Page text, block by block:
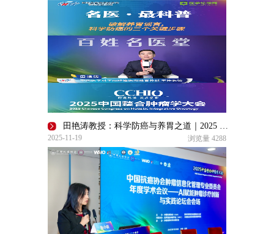
田艳涛教授：科学防癌与养胃之道｜2025 CCHIO专访
2025-11-19 浏览量 4288